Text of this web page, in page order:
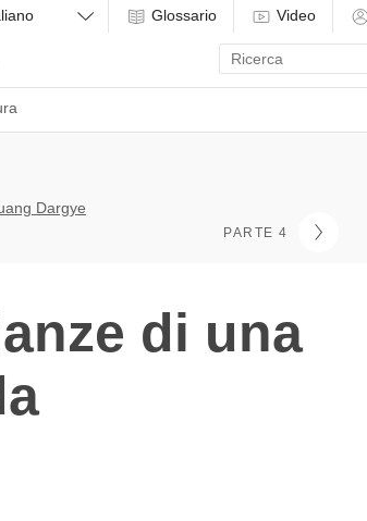
Glossario Video
Enter
search
term
Dargye
PARTE 4
di una